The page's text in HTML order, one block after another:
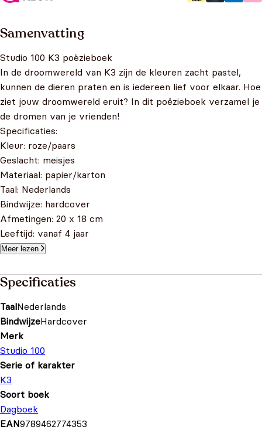
Samenvatting
Studio 100 K3 poëzieboek
In de droomwereld van K3 zijn de kleuren zacht pastel,
kunnen de dieren praten en is iedereen lief voor elkaar. Hoe
ziet jouw droomwereld eruit? In dit poëzieboek verzamel je
de dromen van je vrienden!
Specificaties:
Kleur: roze/paars
Geslacht: meisjes
Materiaal: papier/karton
Taal: Nederlands
Bindwijze: hardcover
Afmetingen: 20 x 18 cm
Leeftijd: vanaf 4 jaar
Meer lezen
Specificaties
TaalNederlands
BindwijzeHardcover
Merk
Studio 100
Serie of karakter
K3
Soort boek
Dagboek
EAN9789462774353